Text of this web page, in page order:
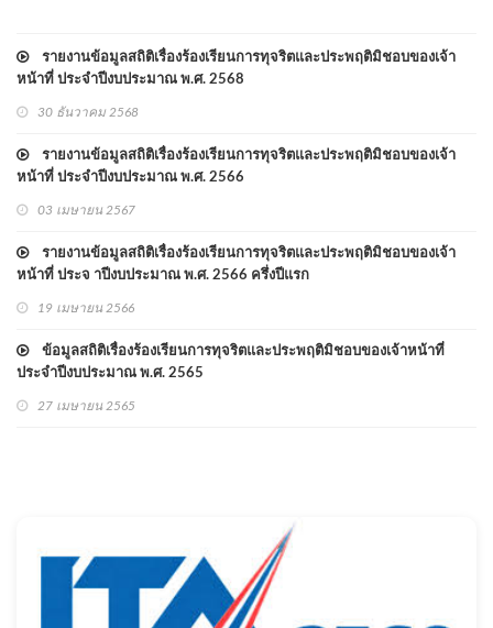
รายงานข้อมูลสถิติเรื่องร้องเรียนการทุจริตและประพฤติมิชอบของเจ้า
หน้าที่ ประจำปีงบประมาณ พ.ศ. 2568
30 ธันวาคม 2568
รายงานข้อมูลสถิติเรื่องร้องเรียนการทุจริตและประพฤติมิชอบของเจ้า
หน้าที่ ประจำปีงบประมาณ พ.ศ. 2566
03 เมษายน 2567
รายงานข้อมูลสถิติเรื่องร้องเรียนการทุจริตและประพฤติมิชอบของเจ้า
หน้าที่ ประจ าปีงบประมาณ พ.ศ. 2566 ครึ่งปีแรก
19 เมษายน 2566
ข้อมูลสถิติเรื่องร้องเรียนการทุจริตและประพฤติมิชอบของเจ้าหน้าที่
ประจำปีงบประมาณ พ.ศ. 2565
27 เมษายน 2565